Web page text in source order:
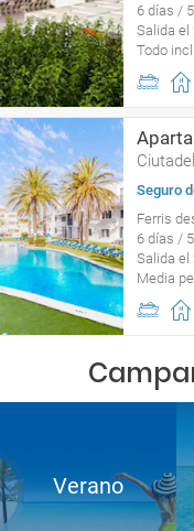
6 días /
Salida el
Todo
Seguro
Ferris
6 días /
Salida el
Media
Verano